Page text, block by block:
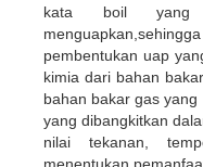
kata boil yang
pembentukan uap
kimia dari bahan
bahan bakar gas
yang dibangkitkan
nilai tekanan,
menentukan